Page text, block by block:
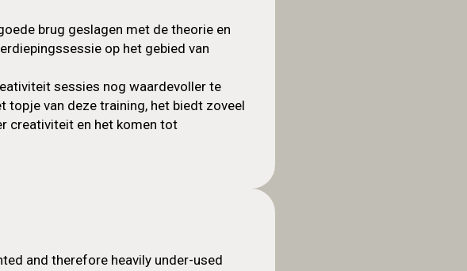
brug geslagen met de theorie en
op het gebied van
sessies nog waardevoller te
topje van deze training, het biedt zoveel
creativiteit en het komen tot
and therefore heavily under-used